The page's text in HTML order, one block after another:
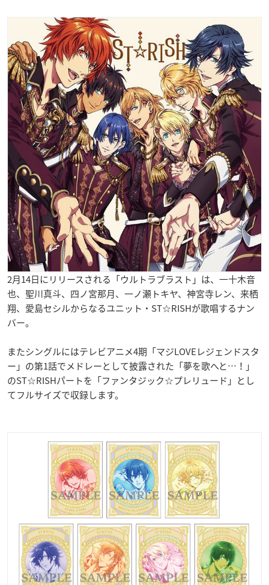
2月14日にリリースされる「ウルトラブラスト」は、一十木音
也、聖川真斗、四ノ宮那月、一ノ瀬トキヤ、神宮寺レン、来栖
翔、愛島セシルからなるユニット・ST☆RISHが歌唱するナン
バー。
またシングルにはテレビアニメ4期「マジLOVEレジェンドスタ
ー」の第1話でメドレーとして披露された「夢を歌へと…！」
のST☆RISHパートを「ファンタジック☆プレリュード」とし
てフルサイズで収録します。